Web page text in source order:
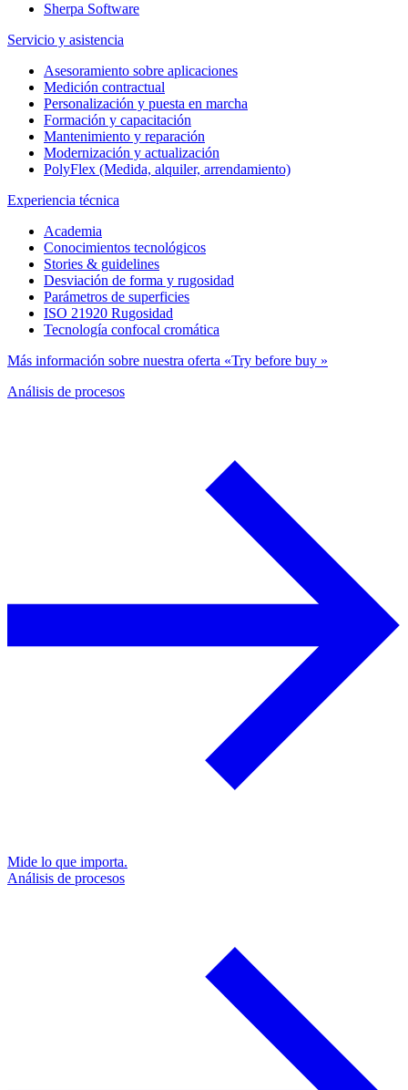
Sherpa Software
Servicio y asistencia
Asesoramiento sobre aplicaciones
Medición contractual
Personalización y puesta en marcha
Formación y capacitación
Mantenimiento y reparación
Modernización y actualización
PolyFlex (Medida, alquiler, arrendamiento)
Experiencia técnica
Academia
Conocimientos tecnológicos
Stories & guidelines
Desviación de forma y rugosidad
Parámetros de superficies
ISO 21920 Rugosidad
Tecnología confocal cromática
Más información sobre nuestra oferta «Try before buy »
Análisis de procesos
Mide lo que importa.
Análisis de procesos